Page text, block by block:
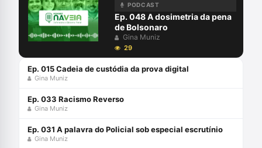
PODCAST
Ep. 048 A dosimetria da pena
de Bolsonaro
Gina Muniz
29
Ep. 015 Cadeia de custódia da prova digital
Gina Muniz
Ep. 033 Racismo Reverso
Gina Muniz
Ep. 031 A palavra do Policial sob especial escrutínio
Gina Muniz